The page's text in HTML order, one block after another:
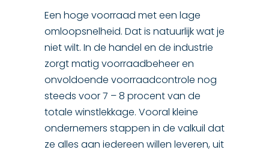
Een hoge voorraad met een lage
omloopsnelheid. Dat is natuurlijk wat je
niet wilt. In de handel en de industrie
zorgt matig voorraadbeheer en
onvoldoende voorraadcontrole nog
steeds voor 7 – 8 procent van de
totale winstlekkage. Vooral kleine
ondernemers stappen in de valkuil dat
ze alles aan iedereen willen leveren, uit